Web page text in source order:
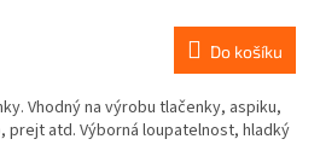
Do košíku
Vhodný na výrobu tlačenky, aspiku,
prejt atd. Výborná loupatelnost, hladký